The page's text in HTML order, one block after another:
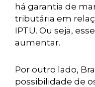
há garantia de
tributária em
IPTU. Ou seja,
aumentar.
Por outro lado,
possibilidade de